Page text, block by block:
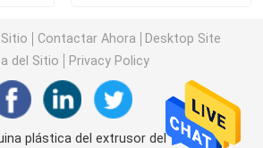
correa la cadena de producción
del extrusor de hoja
Contactar Ahora
Desktop Site
del Sitio
Privacy Policy
plástica del extrusor del tubo